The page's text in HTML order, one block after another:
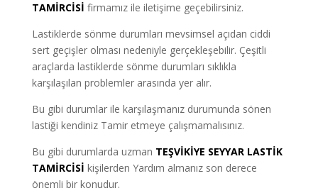
TAMİRCİSİ firmamız ile iletişime geçebilirsiniz.
Lastiklerde sönme durumları mevsimsel açıdan ciddi
sert geçişler olması nedeniyle gerçekleşebilir. Çeşitli
araçlarda lastiklerde sönme durumları sıklıkla
karşılaşılan problemler arasında yer alır.
Bu gibi durumlar ile karşılaşmanız durumunda sönen
lastiği kendiniz Tamir etmeye çalışmamalısınız.
Bu gibi durumlarda uzman TEŞVİKİYE SEYYAR LASTİK
TAMİRCİSİ kişilerden Yardım almanız son derece
önemli bir konudur.